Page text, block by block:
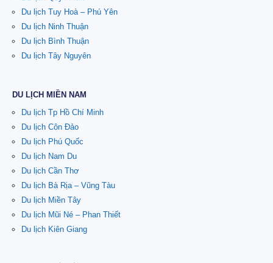
Du lịch Tuy Hoà – Phú Yên
Du lịch Ninh Thuận
Du lịch Bình Thuận
Du lịch Tây Nguyên
DU LỊCH MIỀN NAM
Du lịch Tp Hồ Chí Minh
Du lịch Côn Đảo
Du lịch Phú Quốc
Du lịch Nam Du
Du lịch Cần Thơ
Du lịch Bà Rịa – Vũng Tàu
Du lịch Miền Tây
Du lịch Mũi Né – Phan Thiết
Du lịch Kiên Giang